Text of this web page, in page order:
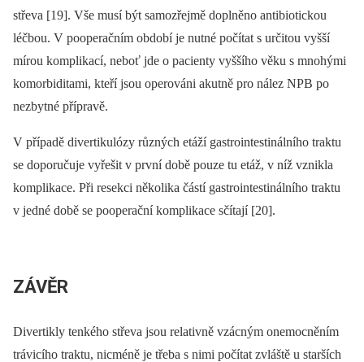
střeva [19]. Vše musí být samozřejmě doplněno antibiotickou
léčbou. V pooperačním období je nutné počítat s určitou vyšší
mírou komplikací, neboť jde o pacienty vyššího věku s mnohými
komorbiditami, kteří jsou operováni akutně pro nález NPB po
nezbytné přípravě.
V případě divertikulózy různých etáží gastrointestinálního traktu
se doporučuje vyřešit v první době pouze tu etáž, v níž vznikla
komplikace. Při resekci několika částí gastrointestinálního traktu
v jedné době se po­operační komplikace sčítají [20].
ZÁVĚR
Divertikly tenkého střeva jsou relativně vzácným onemocněním
trávicího traktu, nicméně je třeba s nimi počítat zvláště u starších